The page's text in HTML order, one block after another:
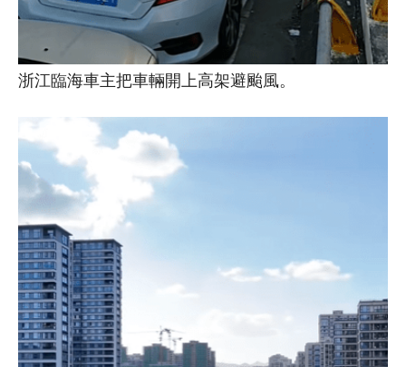
浙江臨海車主把車輛開上高架避颱風。